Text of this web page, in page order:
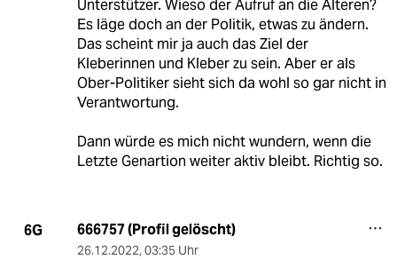
Unterstützer. Wieso der Aufruf an die Älteren?
Es läge doch an der Politik, etwas zu ändern.
Das scheint mir ja auch das Ziel der
Kleberinnen und Kleber zu sein. Aber er als
Ober-Politiker sieht sich da wohl so gar nicht in
Verantwortung.
Dann würde es mich nicht wundern, wenn die
Letzte Genartion weiter aktiv bleibt. Richtig so.
6G 666757 (Profil gelöscht)
26.12.2022, 03:35 Uhr